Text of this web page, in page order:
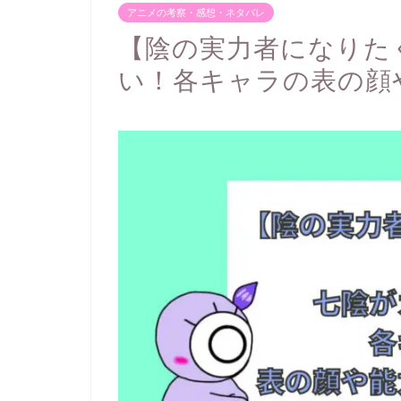
アニメの考察・感想・ネタバレ
【陰の実力者になり
い！各キャラの表の